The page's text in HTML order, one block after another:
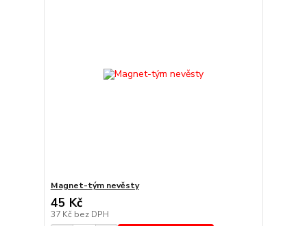
Magnet-tým nevěsty
45 Kč
37 Kč bez DPH